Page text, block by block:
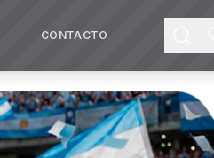
CONTACTO